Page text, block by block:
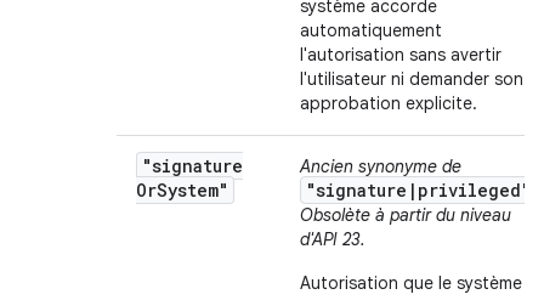
système accorde
automatiquement
l'autorisation sans avertir
l'utilisateur ni demander son
approbation explicite.
"signature
OrSystem"
Ancien synonyme de
"signature|privileged"
Obsolète à partir du niveau
d'API 23.
Autorisation que le système